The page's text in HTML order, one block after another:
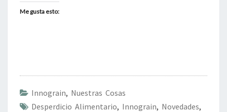
Me gusta esto:
Innograin, Nuestras Cosas
Desperdicio Alimentario, Innograin, Novedades,